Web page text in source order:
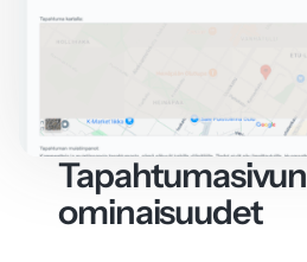
Tapahtumasivun
ominaisuudet